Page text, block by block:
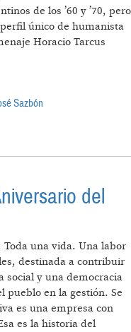
de los ’60 y ’70, pero
único de humanista
Horacio Tarcus
Sazbón
del
una vida. Una labor
destinada a contribuir
social y una democracia
pueblo en la gestión. Se
es una empresa con
es la historia del